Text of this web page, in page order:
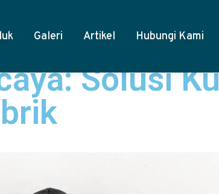
Galeri Artikel Hubungi Kami
Solusi